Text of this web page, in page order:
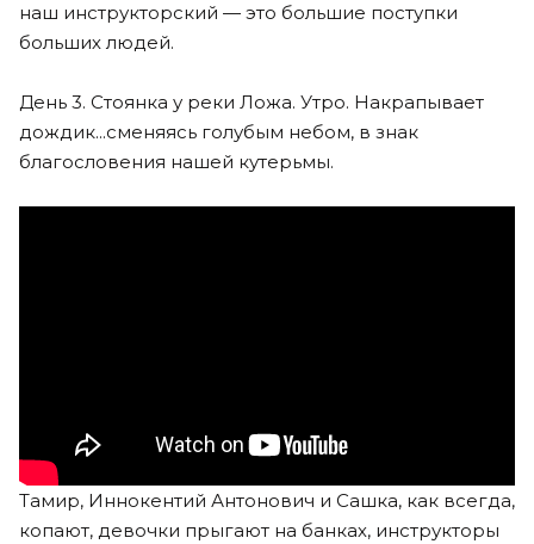
наш инструкторский — это большие поступки
больших людей.
День 3. Стоянка у реки Ложа. Утро. Накрапывает
дождик...сменяясь голубым небом, в знак
благословения нашей кутерьмы.
Тамир, Иннокентий Антонович и Сашка, как всегда,
копают, девочки прыгают на банках, инструкторы